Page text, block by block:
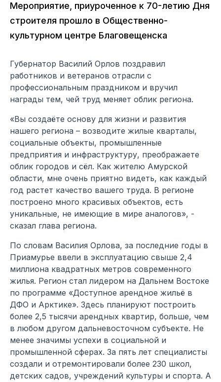
Мероприятие, приуроченное к 70-летию Дня
строителя прошло в Общественно-
культурном центре Благовещенска
Губернатор Василий Орлов поздравил
работников и ветеранов отрасли с
профессиональным праздником и вручил
награды тем, чей труд меняет облик региона.
«Вы создаёте основу для жизни и развития
нашего региона – возводите жилые кварталы,
социальные объекты, промышленные
предприятия и инфраструктуру, преображаете
облик городов и сёл. Как жителю Амурской
области, мне очень приятно видеть, как каждый
год растет качество вашего труда. В регионе
построено много красивых объектов, есть
уникальные, не имеющие в мире аналогов», -
сказал глава региона.
По словам Василия Орлова, за последние годы в
Приамурье ввели в эксплуатацию свыше 2,4
миллиона квадратных метров современного
жилья. Регион стал лидером на Дальнем Востоке
по программе «Доступное арендное жильё в
ДФО и Арктике». Здесь планируют построить
более 2,5 тысячи арендных квартир, больше, чем
в любом другом дальневосточном субъекте. Не
менее значимы успехи в социальной и
промышленной сферах. За пять лет специалисты
создали и отремонтировали более 230 школ,
детских садов, учреждений культуры и спорта. А